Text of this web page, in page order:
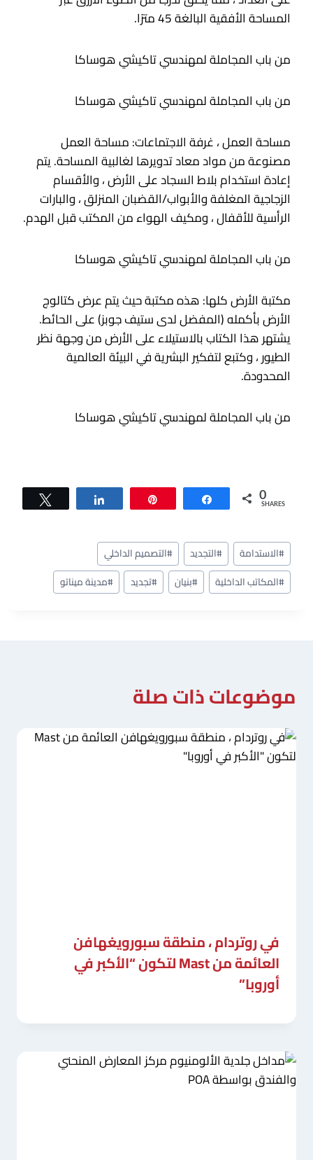
المساحة الأفقية البالغة 45 مترًا.
من باب المجاملة لمهندسي تاكيشي هوساكا
من باب المجاملة لمهندسي تاكيشي هوساكا
مساحة العمل ، غرفة الاجتماعات: مساحة العمل
مصنوعة من مواد معاد تدويرها لغالبية المساحة. يتم
إعادة استخدام بلاط السجاد على الأرض ، والأقسام
الزجاجية المغلفة والأبواب/القضبان المنزلق ، والبارات
الرأسية للأقفال ، ومكيف الهواء من المكتب قبل الهدم.
من باب المجاملة لمهندسي تاكيشي هوساكا
مكتبة الأرض كلها: هذه مكتبة حيث يتم عرض كتالوج
الأرض بأكمله (المفضل لدى ستيف جوبز) على الحائط.
يشتهر هذا الكتاب بالاستيلاء على الأرض من وجهة نظر
الطيور ، وكتبع لتفكير البشرية في البيئة العالمية
المحدودة.
من باب المجاملة لمهندسي تاكيشي هوساكا
Share 0
SHARES
وسوم
المقال:
#الاستدامة #التجديد #التصميم الداخلي
#المكاتب الداخلية #بنيان #تجديد #مدينة ميناتو
موضوعات ذات صلة
في روتردام ، منطقة سبورويغهافن
العائمة من Mast لتكون “الأكبر في
أوروبا”